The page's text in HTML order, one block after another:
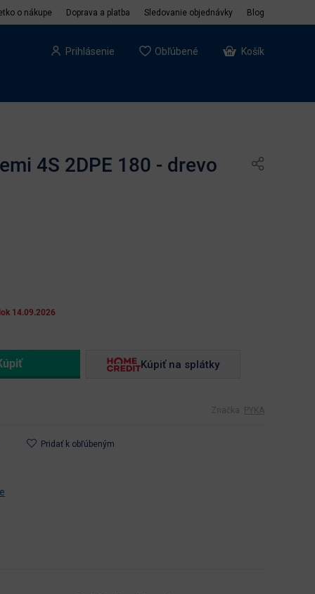
o nákupe Doprava a platba Sledovanie objednávky Blog
Prihlásenie Obľúbené Košík
4S 2DPE 180 - drevo
14.09.2026
Kúpiť na splátky
Značka: PYKA
Pridať k obľúbeným